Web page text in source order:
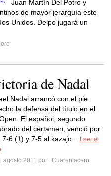
Juan Martín Del Potro y
de mayor jerarquía este
Unidos. Delpo jugará un
de Nadal
Nadal arrancó con el pie
la defensa del título en el
El español, segundo
del certamen, venció por
7-6 (1) y 7-5 al kazajo...
Leer el
agosto 2011 por
Cuarentacero